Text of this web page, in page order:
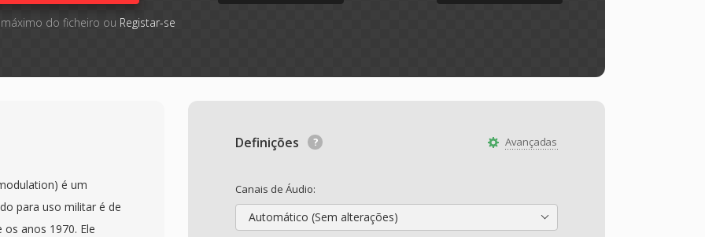
do ficheiro ou Registar-se
Avançadas
Definições
Canais de Áudio:
Automático (Sem alterações)
é um
para uso militar é de
anos 1970. Ele